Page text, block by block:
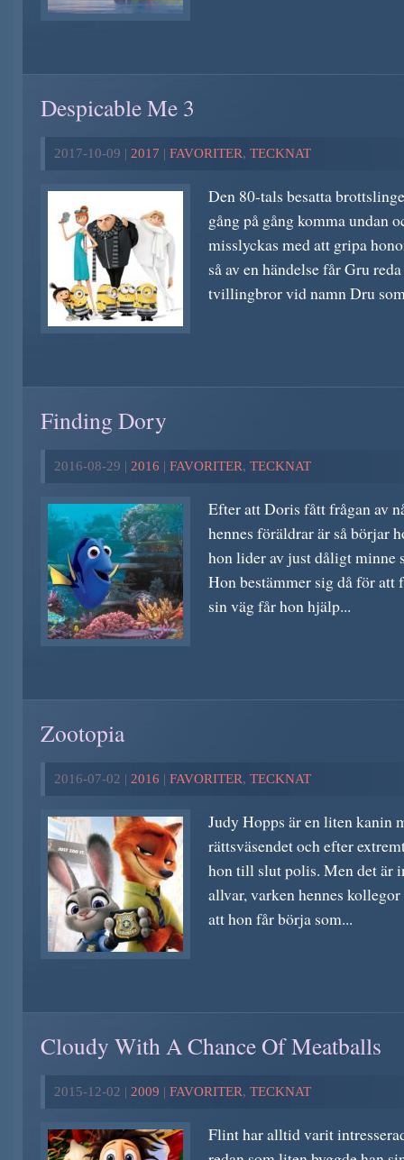
Despicable Me 3
2017-10-09 | 2017 | FAVORITER, TECKNAT
Den 80-tals besatta
gång på gång komma undan
misslyckas med att gripa
så av en händelse får Gru
tvillingbror vid namn Dru
Finding Dory
2016-08-29 | 2016 | FAVORITER, TECKNAT
Efter att Doris fått frågan av
hennes föräldrar är så börjar
hon lider av just dåligt minne
Hon bestämmer sig då för att
sin väg får hon hjälp...
Zootopia
2016-07-02 | 2016 | FAVORITER, TECKNAT
Judy Hopps är en liten kanin
rättsväsendet och efter
hon till slut polis. Men det är
allvar, varken hennes
att hon får börja som...
Cloudy With A Chance Of Meatballs
2015-12-02 | 2009 | FAVORITER, TECKNAT
Flint har alltid varit